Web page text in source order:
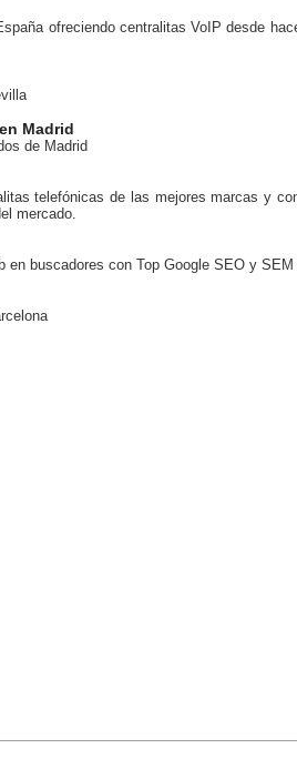
ofreciendo centralitas VoIP desde
Madrid
de Madrid
telefónicas de las mejores marcas y
mercado.
en buscadores con Top Google SEO y SEM